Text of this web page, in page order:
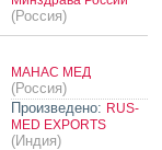
(Россия)
МАНАС МЕД
(Россия)
Произведено: RUS-
MED EXPORTS
(Индия)